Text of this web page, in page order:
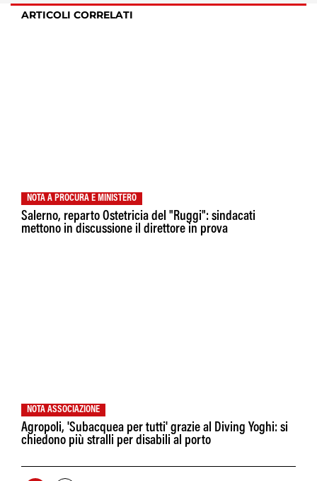
ARTICOLI CORRELATI
NOTA A PROCURA E MINISTERO
Salerno, reparto Ostetricia del "Ruggi": sindacati
mettono in discussione il direttore in prova
NOTA ASSOCIAZIONE
Agropoli, 'Subacquea per tutti' grazie al Diving Yoghi: si
chiedono più stralli per disabili al porto